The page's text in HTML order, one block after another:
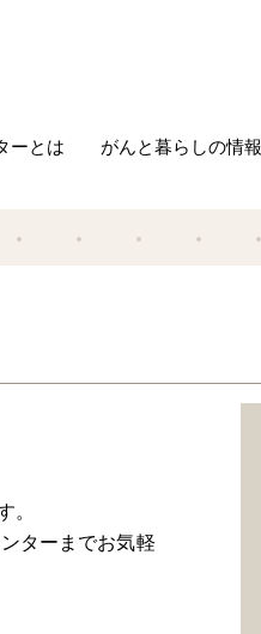
ーとは がんと暮らしの情報
。
ターまでお気軽